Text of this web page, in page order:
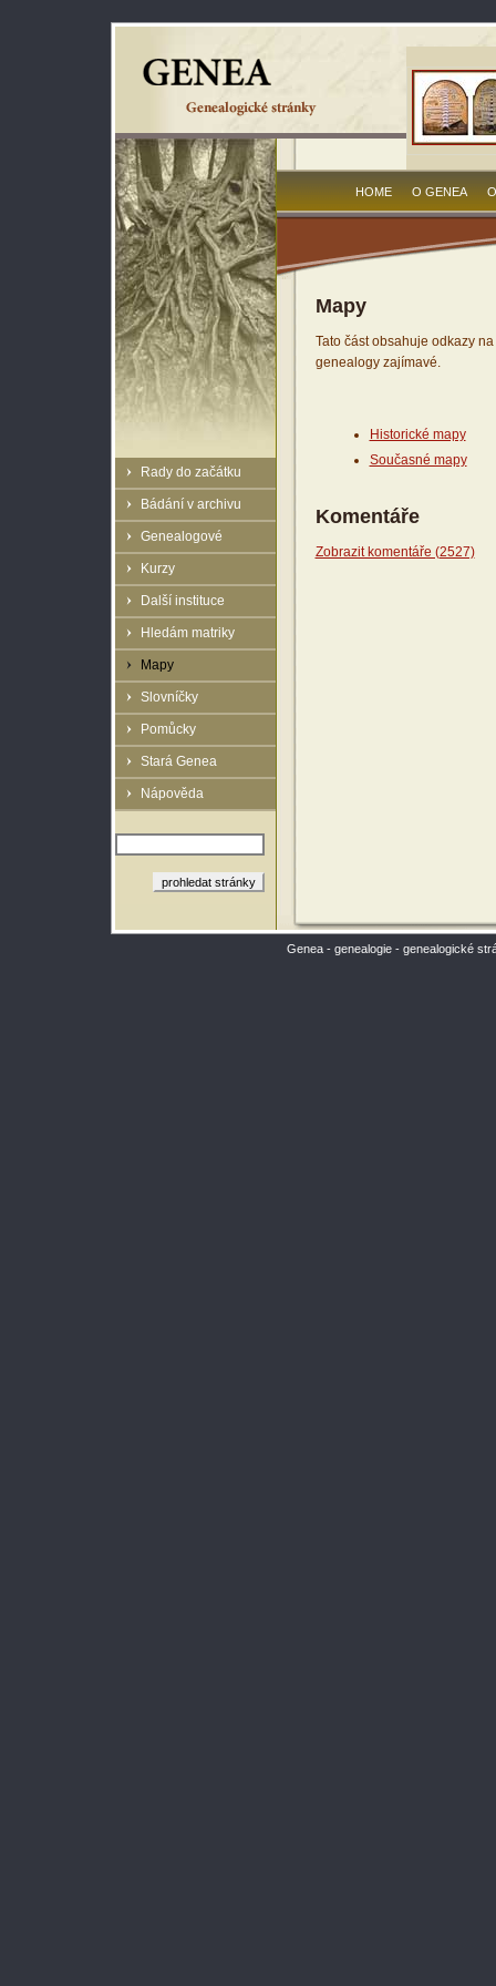
Rady do začátku
Bádání v archivu
Genealogové
Kurzy
Další instituce
Hledám matriky
Mapy
Slovníčky
Pomůcky
Stará Genea
Nápověda
HOME O GENEA
Mapy
Tato část obsahuje odkazy
genealogy zajímavé.
Historické mapy
Současné mapy
Komentáře
Zobrazit komentáře (2527)
Genea - genealogie - genealogické